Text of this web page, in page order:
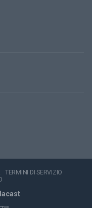
TERMINI DI SERVIZIO